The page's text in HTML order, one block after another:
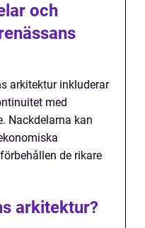
och
arkitektur inkluderar
med
Nackdelarna kan
de rikare
arkitektur?